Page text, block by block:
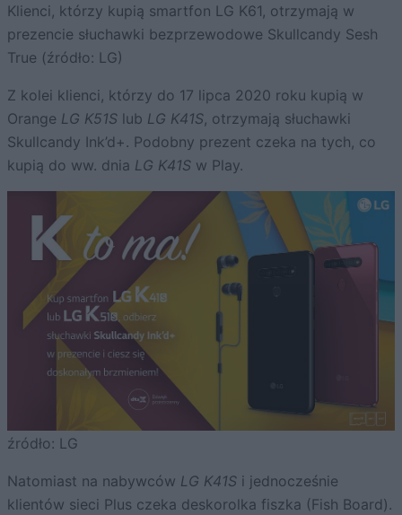
Klienci, którzy kupią smartfon LG K61, otrzymają w
prezencie słuchawki bezprzewodowe Skullcandy Sesh
True (źródło: LG)
Z kolei klienci, którzy do 17 lipca 2020 roku kupią w
Orange LG K51S lub LG K41S, otrzymają słuchawki
Skullcandy Ink’d+. Podobny prezent czeka na tych, co
kupią do ww. dnia LG K41S w Play.
źródło: LG
Natomiast na nabywców LG K41S i jednocześnie
klientów sieci Plus czeka deskorolka fiszka (Fish Board).